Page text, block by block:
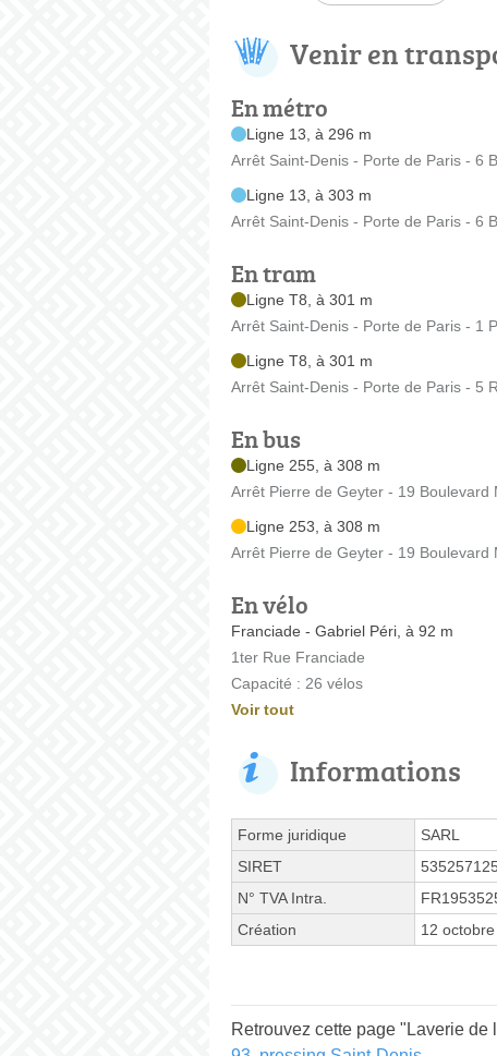
Venir en
En métro
Ligne 13, à 296 m
Arrêt Saint-Denis - Porte de Paris - 6
Ligne 13, à 303 m
Arrêt Saint-Denis - Porte de Paris - 6
En tram
Ligne T8, à 301 m
Arrêt Saint-Denis - Porte de Paris - 1
Ligne T8, à 301 m
Arrêt Saint-Denis - Porte de Paris - 5
En bus
Ligne 255, à 308 m
Arrêt Pierre de Geyter - 19 Boulevard
Ligne 253, à 308 m
Arrêt Pierre de Geyter - 19 Boulevard
En vélo
Franciade - Gabriel Péri, à 92 m
1ter Rue Franciade
Capacité : 26 vélos
Voir tout
Informations
Forme juridique
SARL
SIRET
N° TVA Intra.
Création
12 octobre
Retrouvez cette page "Laverie